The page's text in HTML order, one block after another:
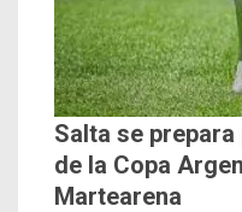
Salta se
de la Copa
Martearena